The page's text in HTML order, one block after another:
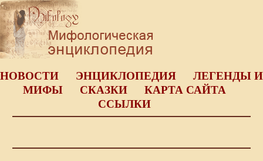
НОВОСТИ ЭНЦИКЛОПЕДИЯ
ЛЕГЕНДЫ И
МИФЫ
СКАЗКИ
КАРТА САЙТА
ССЫЛКИ